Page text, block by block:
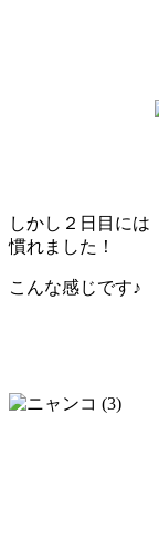
しかし２日目には
慣れました！
こんな感じです♪